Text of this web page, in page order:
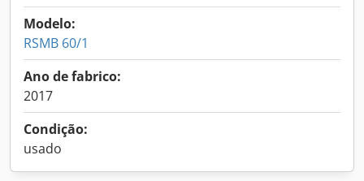
Modelo:
RSMB 60/1
Ano de fabrico:
2017
Condição:
usado